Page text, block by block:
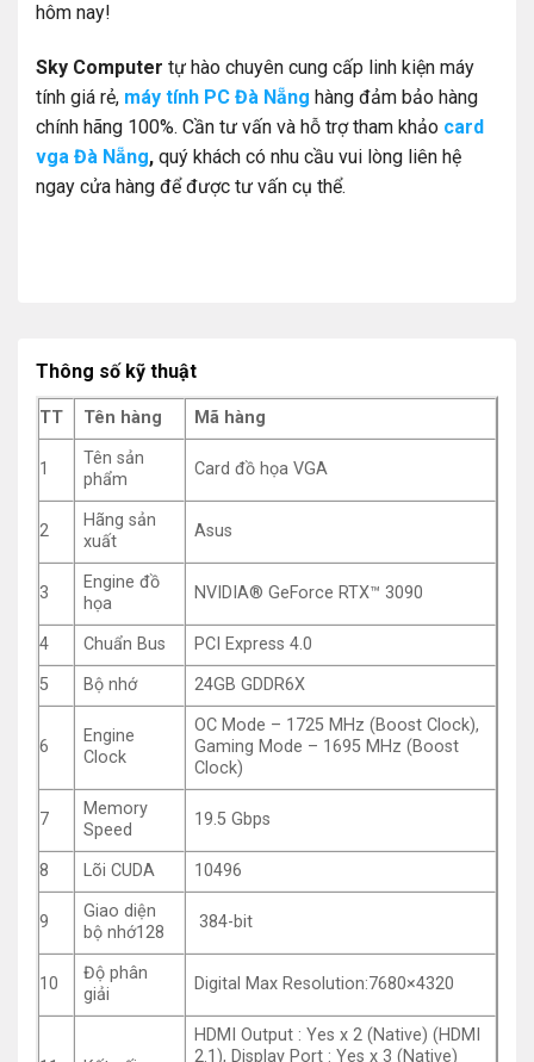
hôm nay!
Sky Computer tự hào chuyên cung cấp linh kiện máy
tính giá rẻ, máy tính PC Đà Nẵng hàng đảm bảo hàng
chính hãng 100%. Cần tư vấn và hỗ trợ tham khảo card
vga Đà Nẵng, quý khách có nhu cầu vui lòng liên hệ
ngay cửa hàng để được tư vấn cụ thể.
Thông số kỹ thuật
TT Tên hàng Mã hàng
1
Tên sản
phẩm
Card đồ họa VGA
2
Hãng sản
xuất
Asus
3
Engine đồ
họa
NVIDIA® GeForce RTX™ 3090
4 Chuẩn Bus
PCI Express 4.0
5
Bộ nhớ 24GB GDDR6X
6
Engine
Clock
OC Mode – 1725 MHz (Boost Clock),
Gaming Mode – 1695 MHz (Boost
Clock)
7
Memory
Speed
19.5 Gbps
8 Lõi CUDA 10496
9
Giao diện
bộ nhớ128
384-bit
10
Độ phân
giải
Digital Max Resolution:7680×4320
HDMI Output : Yes x 2 (Native) (HDMI
2.1), Display Port : Yes x 3 (Native)